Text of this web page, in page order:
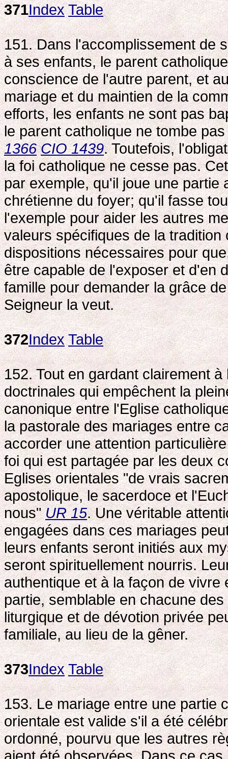
371Index Table
151. Dans l'accomplissement de
à ses enfants, le parent
conscience de l'autre parent, et
mariage et du maintien de la
efforts, les enfants ne sont pas
le parent catholique ne tombe
1366 CIO 1439. Toutefois,
la foi catholique ne cesse pas.
par exemple, qu'il joue une
chrétienne du foyer; qu'il fasse
l'exemple pour aider les autres
valeurs spécifiques de la
dispositions nécessaires pour
être capable de l'exposer et d'en
famille pour demander la grâce
Seigneur la veut.
372Index Table
152. Tout en gardant clairement
doctrinales qui empêchent la
canonique entre l'Eglise
la pastorale des mariages entre
accorder une attention
foi qui est partagée par les deux
Eglises orientales "de vrais
apostolique, le sacerdoce et
nous"UR 15. Une véritable
engagées dans ces mariages
leurs enfants seront initiés aux
seront spirituellement nourris.
authentique et à la façon de
partie, semblable en chacune
liturgique et de dévotion privée
familiale, au lieu de la gêner.
373Index Table
153. Le mariage entre une partie
orientale est valide s'il a été
ordonné, pourvu que les autres
aient été observées. Dans ce